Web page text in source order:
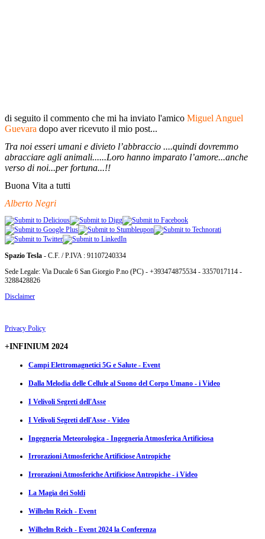
di seguito il commento che mi ha inviato l'amico Miguel Anguel
Guevara dopo aver ricevuto il mio post...
Tra noi esseri umani e divieto l’abbraccio ....quindi dovremmo
abracciare agli animali......Loro hanno imparato l’amore...anche
verso di noi...per fortuna...!!
Buona Vita a tutti
Alberto Negri
Spazio Tesla - C.F. / P.IVA : 91107240334
Sede Legale: Via Ducale 6 San Giorgio P.no (PC) - +393474875534 - 3357017114 -
3288428826
Disclaimer
Privacy Policy
+INFINIUM 2024
Campi Elettromagnetici 5G e Salute - Event
Dalla Melodia delle Cellule al Suono del Corpo Umano - i Video
I Velivoli Segreti dell'Asse
I Velivoli Segreti dell'Asse - Video
Ingegneria Meteorologica - Ingegneria Atmosferica Artificiosa
Irrorazioni Atmosferiche Artificiose Antropiche
Irrorazioni Atmosferiche Artificiose Antropiche - i Video
La Magia dei Soldi
Wilhelm Reich - Event
Wilhelm Reich - Event 2024 la Conferenza